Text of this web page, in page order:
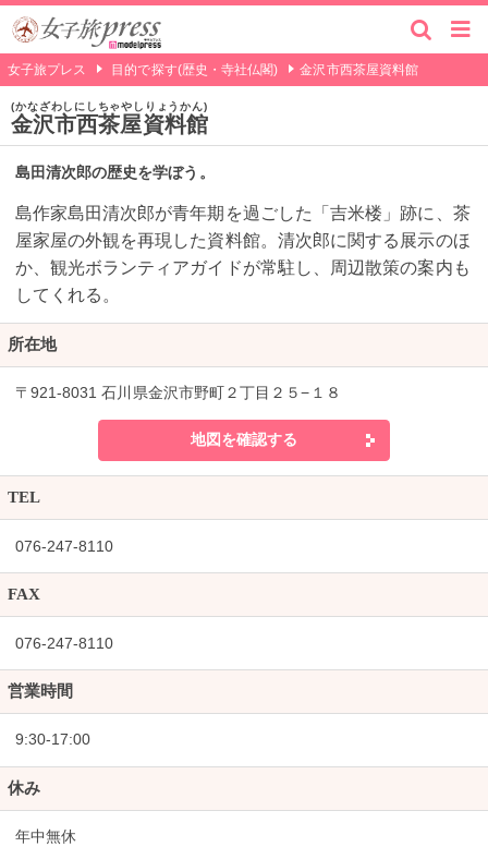
女子旅プレス 目的で探す(歴史・寺社仏閣) 金沢市西茶屋資料館
金沢市西茶屋資料館
かなざわしにしちゃやしりょうかん
島田清次郎の歴史を学ぼう。
島作家島田清次郎が青年期を過ごした「吉米楼」跡に、茶
屋家屋の外観を再現した資料館。清次郎に関する展示のほ
か、観光ボランティアガイドが常駐し、周辺散策の案内も
してくれる。
所在地
〒921-8031 石川県金沢市野町２丁目２５−１８
地図を確認する
TEL
076-247-8110
FAX
076-247-8110
営業時間
9:30-17:00
休み
年中無休